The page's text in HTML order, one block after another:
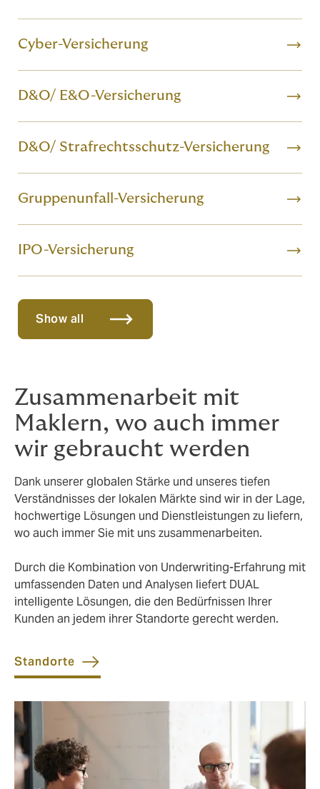
Cyber-Versicherung
D&O/ E&O-Versicherung
D&O/ Strafrechtsschutz-Versicherung
Gruppenunfall-Versicherung
IPO-Versicherung
Show all
Zusammenarbeit mit
Maklern, wo auch immer
wir gebraucht werden
Dank unserer globalen Stärke und unseres tiefen
Verständnisses der lokalen Märkte sind wir in der Lage,
hochwertige Lösungen und Dienstleistungen zu liefern,
wo auch immer Sie mit uns zusammenarbeiten.
Durch die Kombination von Underwriting-Erfahrung mit
umfassenden Daten und Analysen liefert DUAL
intelligente Lösungen, die den Bedürfnissen Ihrer
Kunden an jedem ihrer Standorte gerecht werden.
Standorte